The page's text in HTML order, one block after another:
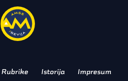
Rubrike Istorija Impresum